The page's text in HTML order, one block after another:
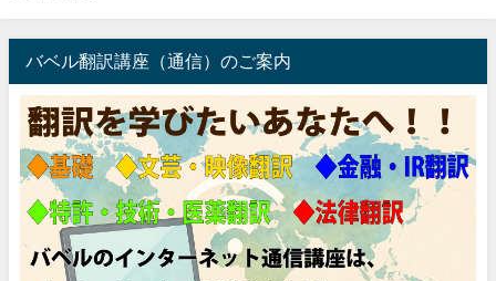
バベル翻訳講座（通信）のご案内